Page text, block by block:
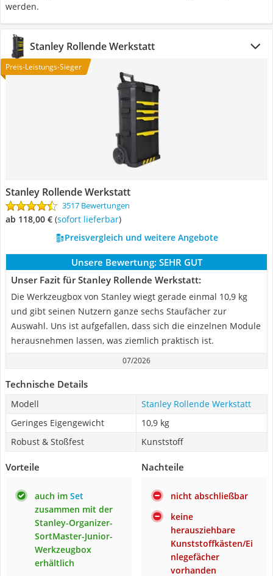
werden.
Stanley Rollende Werkstatt
Preis-Leistungs-Sieger
Stanley Rollende Werkstatt
3517 Bewertungen
ab 118,00 € ( Sofort lieferbar)
Preisvergleich und weitere Angebote
Unsere Bewertung: SEHR GUT
Unser Fazit für Stanley Rollende Werkstatt:
Die Werkzeugbox von Stanley wiegt gerade einmal 10,9 kg
und gibt seinen Nutzern ganze sechs Staufächer zur
Auswahl. Uns ist aufgefallen, dass sich die einzelnen Module
herausnehmen lassen, was ziemlich praktisch ist.
07/2026
Technische Details
Modell
Stanley Rollende Werkstatt
Geringes Eigengewicht
10,9 kg
Robust & Stoßfest
Kunststoff
Vorteile
auch im Set
zusammen mit der
Stanley-Organizer-
SortMaster-Junior-
Werkzeugbox
erhältlich
Nachteile
nicht abschließbar
keine
herausziehbare
Kunststoffkästen/Ei
nlegefächer
vorhanden